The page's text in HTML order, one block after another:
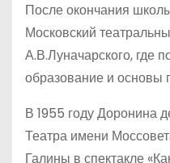
После окончания
Московский
А.В.Луначарского, где
образование и основы
В 1955 году Доронина
Театра имени
Галины в спектакле